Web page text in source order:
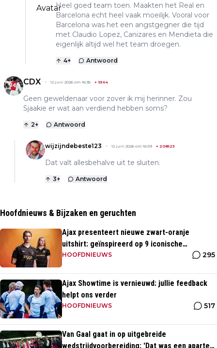
Heel goed team toen. Maakten het Real en
Barcelona echt heel vaak moeilijk. Vooral voor
Barcelona was het een angstgegner die tijd
met Claudio Lopez, Canizares en Mendieta die
eigenlijk altijd wel het team droegen.
4+ Antwoord
CDX 12 juni 2026 om 16:35 + 9364
Geen geweldenaar voor zover ik mij herinner. Zou
Sjaakie er wat aan verdiend hebben soms?
2+ Antwoord
wijzijndebeste123 12 juni 2026 om 16:59 + 208523
Dat valt allesbehalve uit te sluiten.
3+ Antwoord
Hoofdnieuws & Bijzaken en geruchten
Ajax presenteert nieuwe zwart-oranje
uitshirt: geïnspireerd op 9 iconische
momenten uit clubhistorie
HOOFDNIEUWS 295
Ajax Showtime is vernieuwd: jullie feedback
helpt ons verder
HOOFDNIEUWS 517
Van Gaal gaat in op uitgebreide
wedstrijdvoorbereiding: 'Dat was een aparte